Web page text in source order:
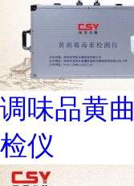
调味品黄
检仪